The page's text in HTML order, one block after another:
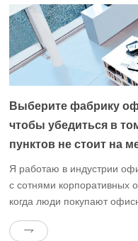
экономически выгодную
удовлетворить свои
научно-технические и […]
Выберите фабрику
чтобы убедиться в
пунктов не стоит на
Я работаю в индустрии
с сотнями корпоративных
когда люди покупают
впадают в
внешний вид и цену, но